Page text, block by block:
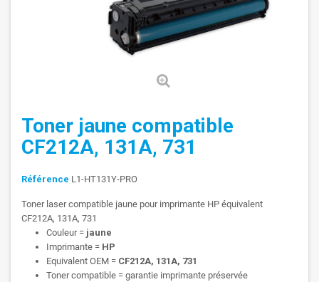
Toner jaune compatible
CF212A, 131A, 731
Référence L1-HT131Y-PRO
Toner laser compatible jaune pour imprimante HP équivalent
CF212A, 131A, 731
Couleur = jaune
Imprimante = HP
Equivalent OEM = CF212A, 131A, 731
Toner compatible = garantie imprimante préservée